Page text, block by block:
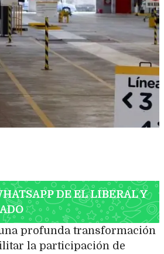
DE EL LIBERAL Y
profunda transformación
la participación de